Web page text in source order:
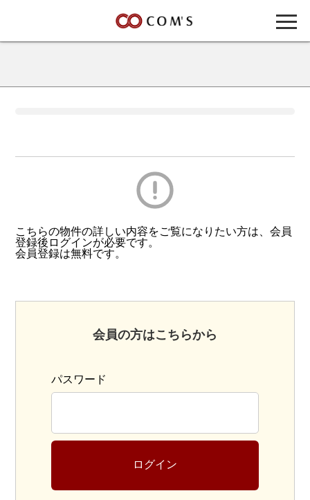
こちらの物件の詳しい内容をご覧になりたい方は、会員
登録後ログインが必要です。
会員登録は無料です。
会員の方はこちらから
パスワード
ログイン